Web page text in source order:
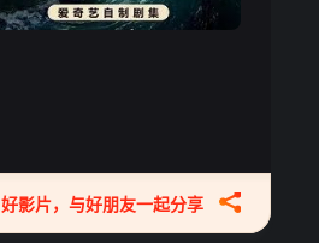
好影片，与好朋友一起分享